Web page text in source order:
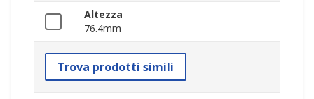
Altezza
76.4mm
Trova prodotti simili